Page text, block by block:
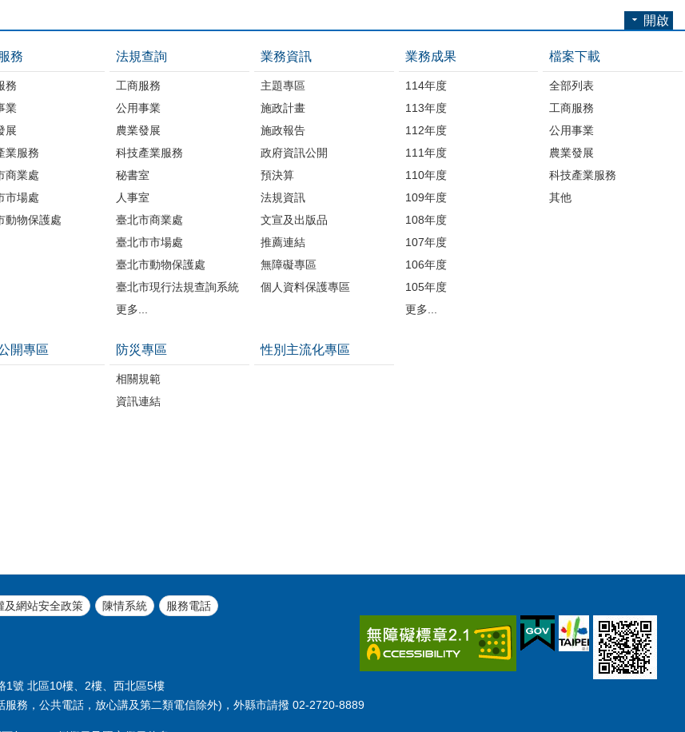
開啟
務
務
業
展
業服務
商業處
市場處
動物保護處
法規查詢
工商服務
公用事業
農業發展
科技產業服務
秘書室
人事室
臺北市商業處
臺北市市場處
臺北市動物保護處
臺北市現行法規查詢系統
更多...
業務資訊
主題專區
施政計畫
施政報告
政府資訊公開
預決算
法規資訊
文宣及出版品
推薦連結
無障礙專區
個人資料保護專區
業務成果
114年度
113年度
112年度
111年度
110年度
109年度
108年度
107年度
106年度
105年度
更多...
檔案下載
全部列表
工商服務
公用事業
農業發展
科技產業服務
其他
開專區 防災專區
相關規範
資訊連結
性別主流化專區
及網站安全政策 陳情系統 服務電話
1號 北區10樓、2樓、西北區5樓
服務，公共電話，放心講及第二類電信除外)，外縣市請撥 02-2720-8889